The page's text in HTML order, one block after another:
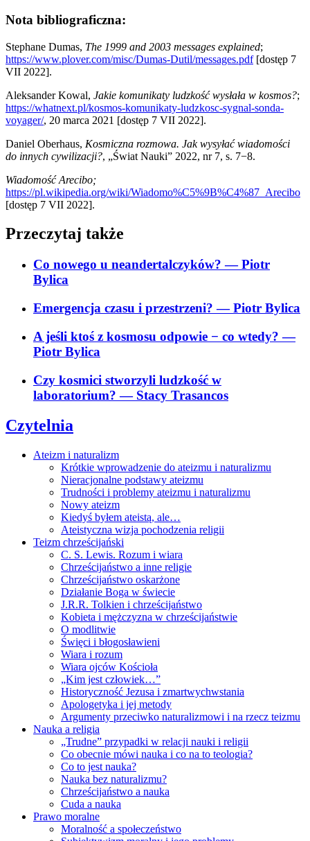
Nota bibliograficzna:
Stephane Dumas, The 1999 and 2003 messages explained;
https://www.plover.com/misc/Dumas-Dutil/messages.pdf[dostęp 7
VII 2022].
Aleksander Kowal, Jakie komunikaty ludzkość wysłała w kosmos?;
https://whatnext.pl/kosmos-komunikaty-ludzkosc-sygnal-sonda-
voyager/, 20 marca 2021 [dostęp 7 VII 2022].
Daniel Oberhaus, Kosmiczna rozmowa. Jak wysyłać wiadomości
do innych cywilizacji?, „Świat Nauki” 2022, nr 7, s. 7−8.
Wiadomość Arecibo;
https://pl.wikipedia.org/wiki/Wiadomo%C5%9B%C4%87_Arecibo
[dostęp 7 VII 2022].
Przeczytaj także
Co nowego u neandertalczyków?— Piotr
Bylica
Emergencja czasu i przestrzeni?— Piotr Bylica
A jeśli ktoś z kosmosu odpowie − co wtedy?—
Piotr Bylica
Czy kosmici stworzyli ludzkość w
laboratorium?— Stacy Trasancos
Czytelnia
Ateizm i naturalizm
Krótkie wprowadzenie do ateizmu i naturalizmu
Nieracjonalne podstawy ateizmu
Trudności i problemy ateizmu i naturalizmu
Nowy ateizm
Kiedyś byłem ateistą, ale…
Ateistyczna wizja pochodzenia religii
Teizm chrześcijański
C. S. Lewis. Rozum i wiara
Chrześcijaństwo a inne religie
Chrześcijaństwo oskarżone
Działanie Boga w świecie
J.R.R. Tolkien i chrześcijaństwo
Kobieta i mężczyzna w chrześcijaństwie
O modlitwie
Święci i błogosławieni
Wiara i rozum
Wiara ojców Kościoła
„Kim jest człowiek…”
Historyczność Jezusa i zmartwychwstania
Apologetyka i jej metody
Argumenty przeciwko naturalizmowi i na rzecz teizmu
Nauka a religia
„Trudne” przypadki w relacji nauki i religii
Co obecnie mówi nauka i co na to teologia?
Co to jest nauka?
Nauka bez naturalizmu?
Chrześcijaństwo a nauka
Cuda a nauka
Prawo moralne
Moralność a społeczeństwo